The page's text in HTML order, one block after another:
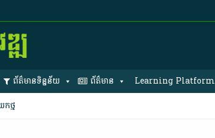
ព័ត៌មានទិន្នន័យ ព័ត៌មាន Learning Platform
ថ្ម